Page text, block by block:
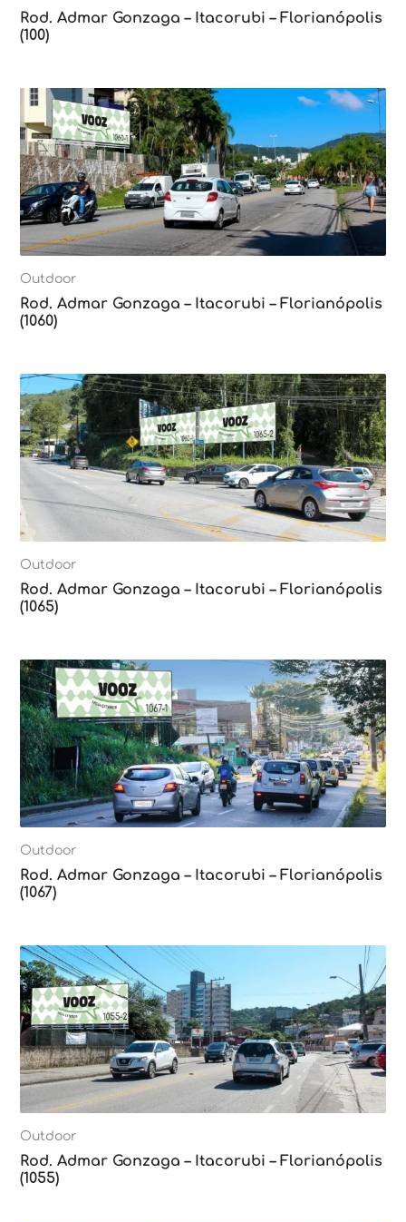
Rod. Admar Gonzaga – Itacorubi – Florianópolis
(100)
Outdoor
Rod. Admar Gonzaga – Itacorubi – Florianópolis
(1060)
Outdoor
Rod. Admar Gonzaga – Itacorubi – Florianópolis
(1065)
Outdoor
Rod. Admar Gonzaga – Itacorubi – Florianópolis
(1067)
Outdoor
Rod. Admar Gonzaga – Itacorubi – Florianópolis
(1055)